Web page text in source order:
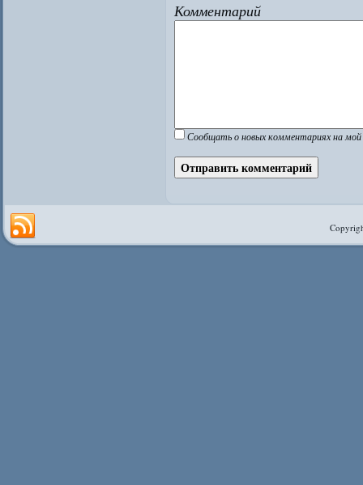
Комментарий
Сообщать о новых комментариях на мой